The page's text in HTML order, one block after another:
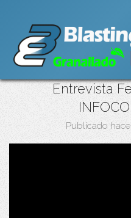
Entrevista
Publicado hace